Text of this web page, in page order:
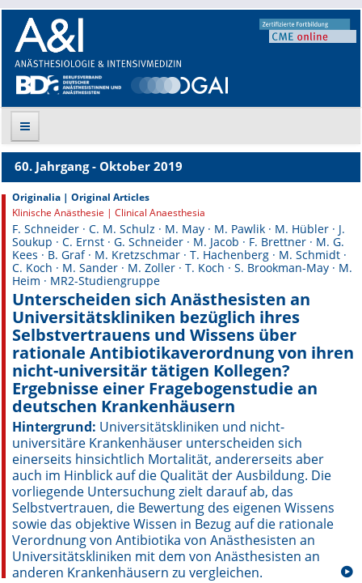
Suche
Aktuelle Ausgabe
Leitlinien
Archiv
Supplements
Supplements OrphanAnesthesia
Online First
A&I English
Mediadaten
Autoren-Service
Bestell-Service
Stellenmarkt
60. Jahrgang - Oktober 2019
Originalia | Original Articles
Klinische Anästhesie | Clinical Anaesthesia
F. Schneider · C. M. Schulz · M. May · M. Pawlik · M. Hübler · J.
Soukup · C. Ernst · G. Schneider · M. Jacob · F. Brettner · M. G.
Kees · B. Graf · M. Kretzschmar · T. Hachenberg · M. Schmidt ·
C. Koch · M. Sander · M. Zoller · T. Koch · S. Brookman-May · M.
Heim · MR2-Studiengruppe
Unterscheiden sich Anästhesisten an
Universitätskliniken bezüglich ihres
Selbstvertrauens und Wissens über
rationale Antibiotikaverordnung von ihren
nicht-universitär tätigen Kollegen?
Ergebnisse einer Fragebogenstudie an
deutschen Krankenhäusern
Hintergrund: Universitätskliniken und nicht-
universitäre Krankenhäuser unterscheiden sich
einerseits hinsichtlich Mortalität, andererseits aber
auch im Hinblick auf die Qualität der Ausbildung. Die
vorliegende Untersuchung zielt darauf ab, das
Selbstvertrauen, die Bewertung des eigenen Wissens
sowie das objektive Wissen in Bezug auf die rationale
Verordnung von Antibiotika von Anästhesisten an
Universitätskliniken mit dem von Anästhesisten an
anderen Krankenhäusern zu vergleichen.